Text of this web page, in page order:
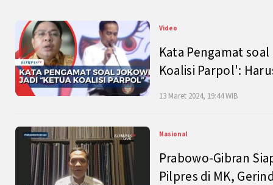
Video
Kata Pengamat
Koalisi Parpol':
13 Maret 2024, 19:44 WIB
Nasional
Prabowo-Gibran
Pilpres di MK,